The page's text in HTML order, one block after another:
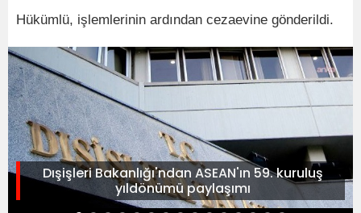
Hükümlü, işlemlerinin ardından cezaevine gönderildi.
Dışişleri Bakanlığı'ndan ASEAN'ın 59. kuruluş
yıldönümü paylaşımı